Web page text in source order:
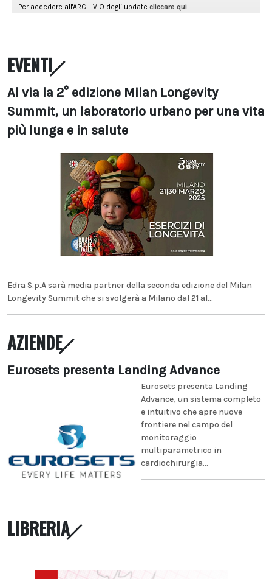
EVENTI
Al via la 2° edizione Milan Longevity
Summit, un laboratorio urbano per una vita
più lunga e in salute
Edra S.p.A sarà media partner della seconda edizione del Milan
Longevity Summit che si svolgerà a Milano dal 21 al...
AZIENDE
Eurosets presenta Landing Advance
Eurosets presenta Landing
Advance, un sistema completo
e intuitivo che apre nuove
frontiere nel campo del
monitoraggio
multiparametrico in
cardiochirurgia...
LIBRERIA